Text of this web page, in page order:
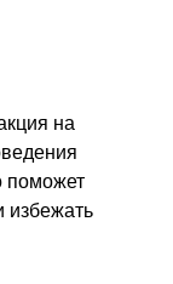
на
поможет
избежать